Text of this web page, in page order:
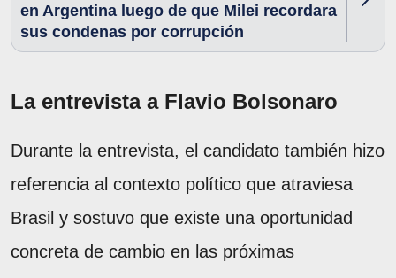
en Argentina luego de que Milei recordara
sus condenas por corrupción
La entrevista a Flavio Bolsonaro
Durante la entrevista, el candidato también hizo
referencia al contexto político que atraviesa
Brasil y sostuvo que existe una oportunidad
concreta de cambio en las próximas